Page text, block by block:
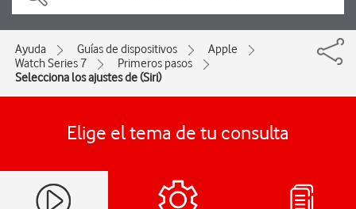
Ayuda Guías de dispositivos
Apple
Watch Series 7
Primeros pasos
Selecciona los ajustes de (Siri)
Elige el tema de tu consulta